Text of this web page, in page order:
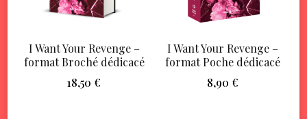
I Want Your Revenge –
format Broché dédicacé
18,50 €
I Want Your Revenge –
format Poche dédicacé
8,90 €